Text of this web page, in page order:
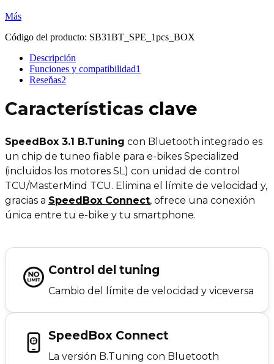
Más
Código del producto: SB31BT_SPE_1pcs_BOX
Descripción
Funciones y compatibilidad1
Reseňas2
Características clave
SpeedBox 3.1 B.Tuning con Bluetooth integrado es
un chip de tuneo fiable para e-bikes Specialized
(incluidos los motores SL) con unidad de control
TCU/MasterMind TCU. Elimina el límite de velocidad y,
gracias a SpeedBox Connect, ofrece una conexión
única entre tu e-bike y tu smartphone.
Control del tuning
Cambio del límite de velocidad y viceversa
SpeedBox Connect
La versión B.Tuning con Bluetooth